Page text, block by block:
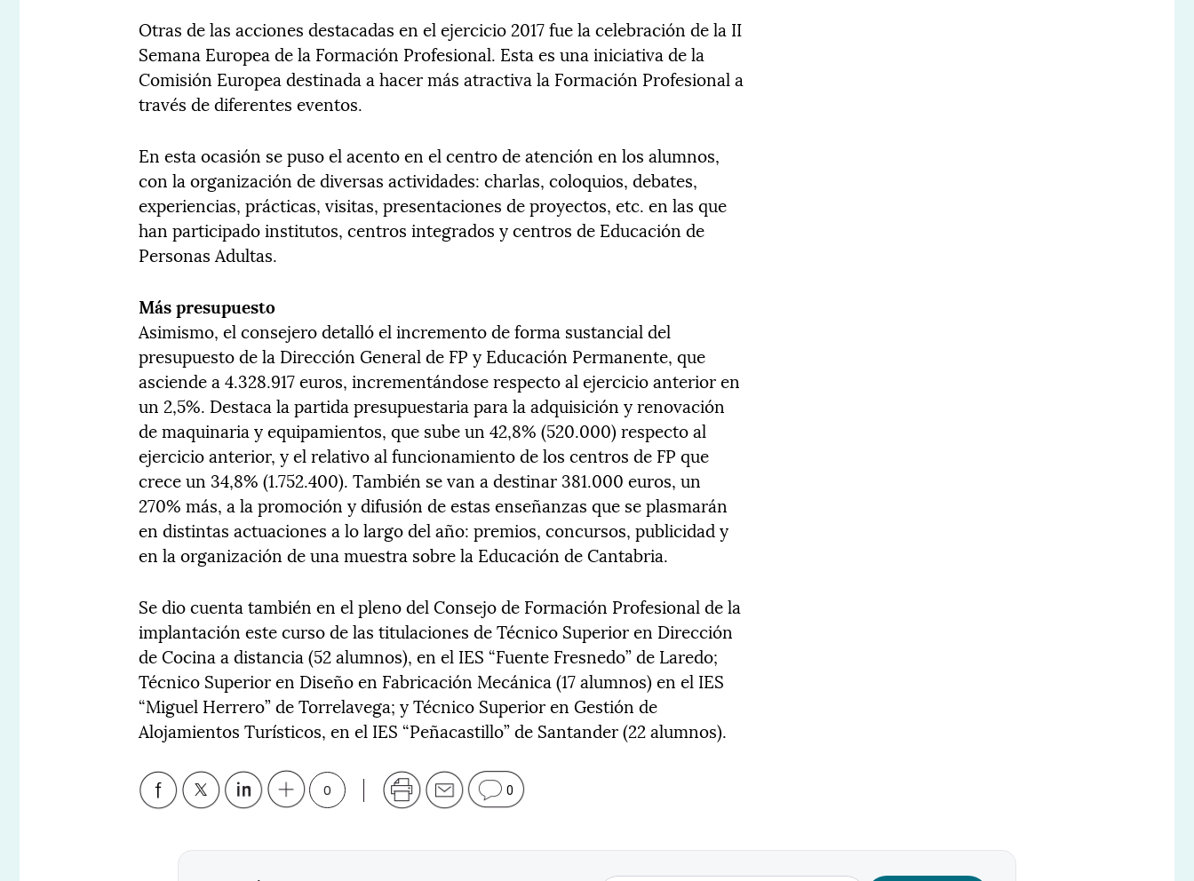
Otras de las acciones destacadas en el ejercicio 2017 fue la celebración de la II
Semana Europea de la Formación Profesional. Esta es una iniciativa de la
Comisión Europea destinada a hacer más atractiva la Formación Profesional a
través de diferentes eventos.
En esta ocasión se puso el acento en el centro de atención en los alumnos,
con la organización de diversas actividades: charlas, coloquios, debates,
experiencias, prácticas, visitas, presentaciones de proyectos, etc. en las que
han participado institutos, centros integrados y centros de Educación de
Personas Adultas.
Más presupuesto
Asimismo, el consejero detalló el incremento de forma sustancial del
presupuesto de la Dirección General de FP y Educación Permanente, que
asciende a 4.328.917 euros, incrementándose respecto al ejercicio anterior en
un 2,5%. Destaca la partida presupuestaria para la adquisición y renovación
de maquinaria y equipamientos, que sube un 42,8% (520.000) respecto al
ejercicio anterior, y el relativo al funcionamiento de los centros de FP que
crece un 34,8% (1.752.400). También se van a destinar 381.000 euros, un
270% más, a la promoción y difusión de estas enseñanzas que se plasmarán
en distintas actuaciones a lo largo del año: premios, concursos, publicidad y
en la organización de una muestra sobre la Educación de Cantabria.
Se dio cuenta también en el pleno del Consejo de Formación Profesional de la
implantación este curso de las titulaciones de Técnico Superior en Dirección
de Cocina a distancia (52 alumnos), en el IES “Fuente Fresnedo” de Laredo;
Técnico Superior en Diseño en Fabricación Mecánica (17 alumnos) en el IES
“Miguel Herrero” de Torrelavega; y Técnico Superior en Gestión de
Alojamientos Turísticos, en el IES “Peñacastillo” de Santander (22 alumnos).
0 0